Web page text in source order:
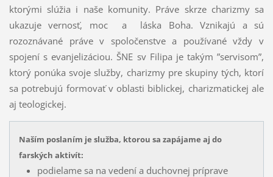
ktorými slúžia i naše komunity. Práve skrze charizmy sa
ukazuje vernosť, moc a láska Boha. Vznikajú a sú
rozoznávané práve v spoločenstve a používané vždy v
spojení s evanjelizáciou. ŠNE sv Filipa je takým ”servisom”,
ktorý ponúka svoje služby, charizmy pre skupiny tých, ktorí
sa potrebujú formovať v oblasti biblickej, charizmatickej ale
aj teologickej.
Naším poslaním je služba, ktorou sa zapájame aj do
farských aktivít:
podielame sa na vedení a duchovnej príprave